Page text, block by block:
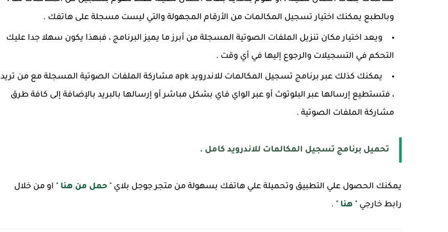
وبالطبع يمكنك اختيار تسجيل المكالمات من الأرقام المجهولة والتي ليست مسجلة على هاتفك .
ويعد اختيار مكان تنزيل الملفات الصوتية المسجلة من أبرز ما يميز البرنامج ، فبهذا يكون سهلا جدا عليك
التحكم في التسجيلات والرجوع إليها في أي وقت .
يمكنك كذلك عبر برنامج تسجيل المكالمات للاندرويد apk مشاركة الملفات الصوتية المسجلة مع من تريد
، فتستطيع إرسالها عبر البلوتوث أو عبر الواي فاي بشكل مباشر أو إرسالها بالبريد بالإضافة إلى كافة طرق
مشاركة الملفات الصوتية .
تحميل برنامج تسجيل المكالمات للاندرويد كامل .
يمكنك الحصول علي التطبيق وتحميلة علي هاتفك بسهولة من متجر جوجل بلاي " حمل من هنا " او من خلال
رابط خارجي " هنا " .